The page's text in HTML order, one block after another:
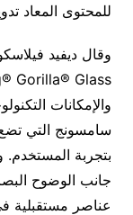
للمحتوى المعاد
وقال ديفيد
سامسونج التي تضع
بتجربة المستخدم.
جانب الوضوح
عناصر مستقبلية